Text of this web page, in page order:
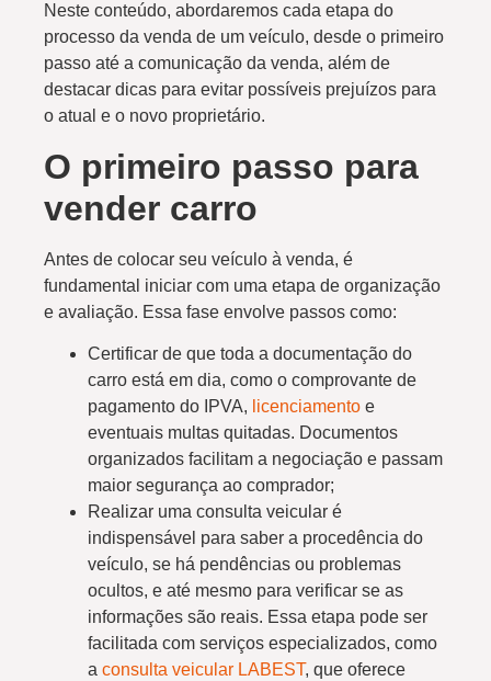
Neste conteúdo, abordaremos cada etapa do
processo da venda de um veículo, desde o primeiro
passo até a comunicação da venda, além de
destacar dicas para evitar possíveis prejuízos para
o atual e o novo proprietário.
O primeiro passo para
vender carro
Antes de colocar seu veículo à venda, é
fundamental iniciar com uma etapa de organização
e avaliação. Essa fase envolve passos como:
Certificar de que toda a documentação do
carro está em dia, como o comprovante de
pagamento do IPVA, licenciamento e
eventuais multas quitadas. Documentos
organizados facilitam a negociação e passam
maior segurança ao comprador;
Realizar uma consulta veicular é
indispensável para saber a procedência do
veículo, se há pendências ou problemas
ocultos, e até mesmo para verificar se as
informações são reais. Essa etapa pode ser
facilitada com serviços especializados, como
a consulta veicular LABEST, que oferece